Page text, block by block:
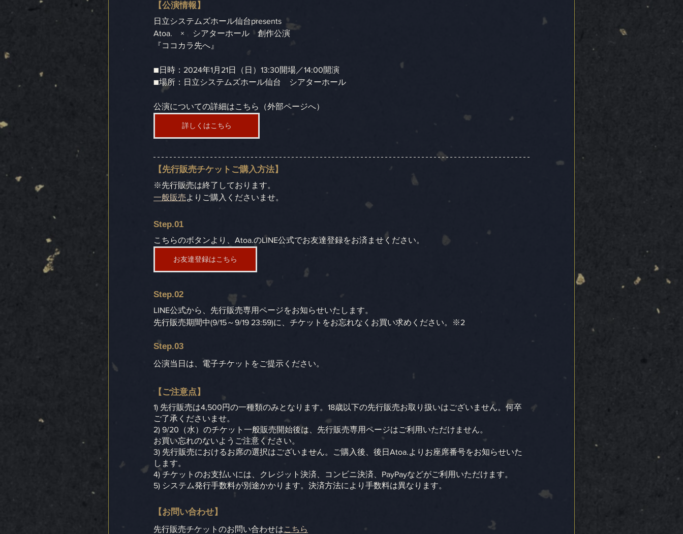
【公演情報】
日立システムズホール仙台presents
Atoa.　×　シアターホール　創作公演
『ココカラ先へ』
■日時：2024年1月21日（日）13:30開場／14:00開演
■場所：日立システムズホール仙台　シアターホール
公演についての詳細はこちら（外部ページへ）
詳しくはこちら
【先行販売チケットご購入方法】
※先行販売は終了しております。
一般販売よりご購入くださいませ。
Step.01
こちらのボタンより、Atoa.のLINE公式でお友達登録をお済ませください。
お友達登録はこちら
Step.02
LINE公式から、先行販売専用ページをお知らせいたします。
先行販売期間中(9/15～9/19 23:59)に、チケットをお忘れなくお買い求めください。※2
Step.03
公演当日は、電子チケットをご提示ください。
【ご注意点】
1) 先行販売は4,500円の一種類のみとなります。18歳以下の先行販売お取り扱いはございません。何卒
ご了承くださいませ。
2) 9/20（水）のチケット一般販売開始後は、先行販売専用ページはご利用いただけません。
お買い忘れのないようご注意ください。
3) 先行販売におけるお席の選択はございません。ご購入後、後日Atoa.よりお座席番号をお知らせいた
します。
4) チケットのお支払いには、クレジット決済、コンビニ決済、PayPayなどがご利用いただけます。
5) システム発行手数料が別途かかります。決済方法により手数料は異なります。
【お問い合わせ】
先行販売チケットのお問い合わせはこちら